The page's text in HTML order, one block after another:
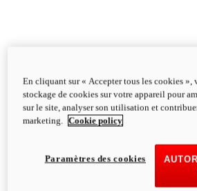
En cliquant sur « Accepter tous les cookies »,
stockage de cookies sur votre appareil pour
sur le site, analyser son utilisation et
marketing.
Cookie policy
Paramètres des cookies